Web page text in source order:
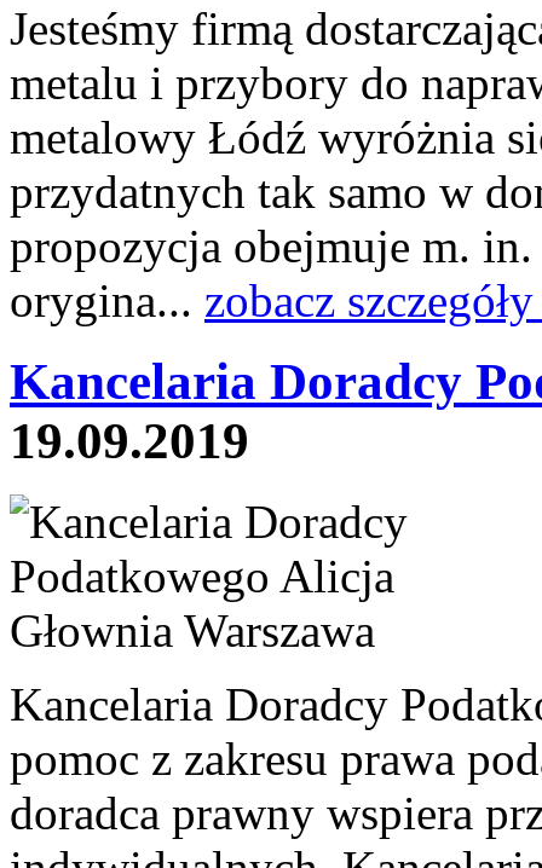
Jesteśmy firmą
metalu i przybory do
metalowy Łódź wyróżnia
przydatnych tak samo w
propozycja obejmuje m.
orygina... zobacz
Kancelaria Doradcy
19.09.2019
Kancelaria Doradcy
pomoc z zakresu prawa
doradca prawny wspiera